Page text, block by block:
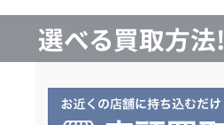
選べる買取方法!